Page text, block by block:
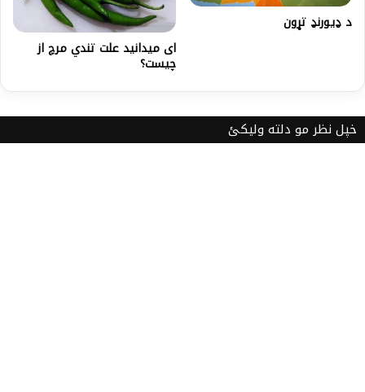
د ډیورنډ تړون
ای میدانید ﻋﻠﺖ ﺗﻨﺪي مرچ ﺍﺯ
ﭼﯿﺴﺖ؟
خپل نظر مو دلته ولیکئ